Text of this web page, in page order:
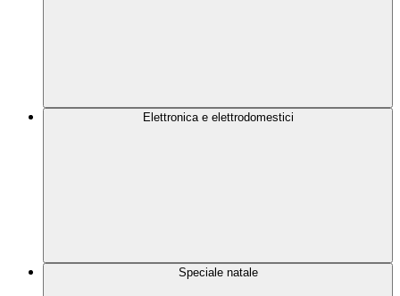
Elettronica e elettrodomestici
Speciale natale